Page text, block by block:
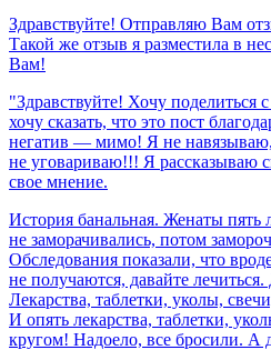
Здравствуйте! Отправляю Вам
Такой же отзыв я разместила в
Вам!
"Здравствуйте! Хочу поделиться
хочу сказать, что это пост
негатив — мимо! Я не
не уговариваю!!! Я рассказываю
свое мнение.
История банальная. Женаты пять
не заморачивались, потом
Обследования показали, что
не получаются, давайте
Лекарства, таблетки, уколы,
И опять лекарства, таблетки,
кругом! Надоело, все бросили. А